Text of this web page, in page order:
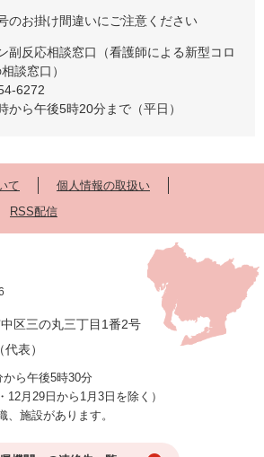
お掛け間違いにご注意ください
副反応相談窓口（看護師による新型コロ
談窓口）
6272
ら午後5時20分まで（平日）
て
個人情報の取扱い
RSS配信
区三の丸三丁目1番2号
表）
ら午後5時30分
12月29日から1月3日を除く）
施設があります。